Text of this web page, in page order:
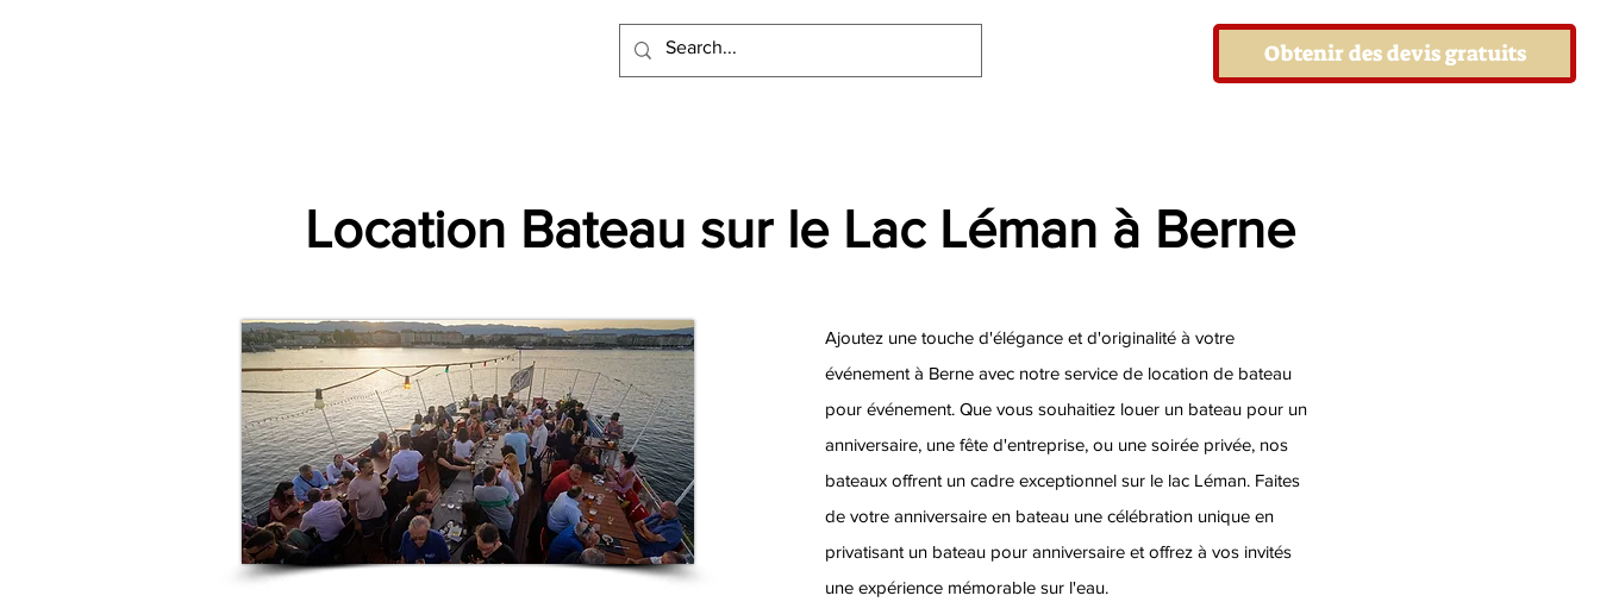
Obtenir des devis gratuits
Location Bateau sur le Lac Léman à Berne
Ajoutez une touche d'élégance et d'originalité à votre
événement à Berne avec notre service de location de bateau
pour événement. Que vous souhaitiez louer un bateau pour un
anniversaire, une fête d'entreprise, ou une soirée privée, nos
bateaux offrent un cadre exceptionnel sur le lac Léman. Faites
de votre anniversaire en bateau une célébration unique en
privatisant un bateau pour anniversaire et offrez à vos invités
une expérience mémorable sur l'eau.